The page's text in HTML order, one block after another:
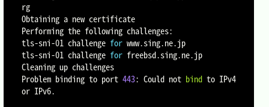
rg
Obtaining a new certificate
Performing the following challenges:
tls-sni-01 challenge for www.sing.ne.jp
tls-sni-01 challenge for freebsd.sing.ne.jp
Cleaning up challenges
Problem binding to port 443: Could not bind to IPv4
or IPv6.